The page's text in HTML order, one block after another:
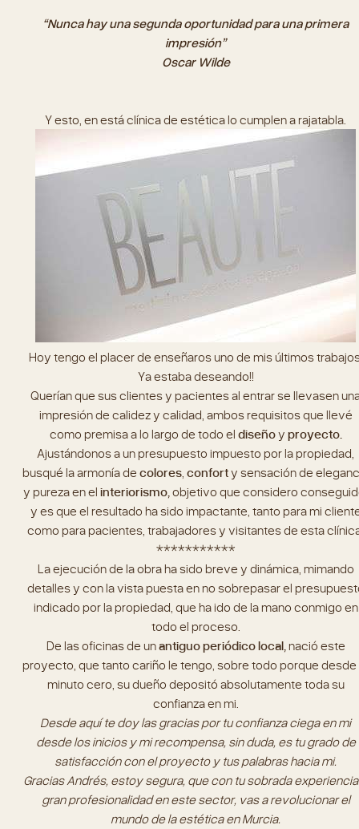
“Nunca hay una segunda oportunidad para una primera
impresión”
Oscar Wilde
Y esto, en está clínica de estética lo cumplen a rajatabla.
Hoy tengo el placer de enseñaros uno de mis últimos
Ya estaba deseando!!
Querían que sus clientes y pacientes al entrar se llevasen
impresión de calidez y calidad, ambos requisitos que llevé
como premisa a lo largo de todo eldiseñoyproyecto.
Ajustándonos a un presupuesto impuesto por la propiedad,
busqué la armonía decolores,conforty sensación de
y pureza en elinteriorismo,objetivo que considero
y es que el resultado ha sido impactante, tanto para mi
como para pacientes, trabajadores y visitantes de esta
***********
La ejecución de la obra ha sido breve y dinámica, mimando
detalles y con la vista puesta en no sobrepasar el
indicado por la propiedad, que ha ido de la mano conmigo en
todo el proceso.
De las oficinas de unantiguo periódico local,nació este
proyecto, que tanto cariño le tengo, sobre todo porque desde
minuto cero, su dueño depositó absolutamente toda su
confianza en mi.
Desde aquí te doy las gracias por tu confianza ciega en mi
desde los inicios y mi recompensa, sin duda, es tu grado de
satisfacción con el proyecto y tus palabras hacia mi.
Gracias Andrés, estoy segura, que con tu sobrada
gran profesionalidad en este sector, vas a revolucionar el
mundo de la estética en Murcia.